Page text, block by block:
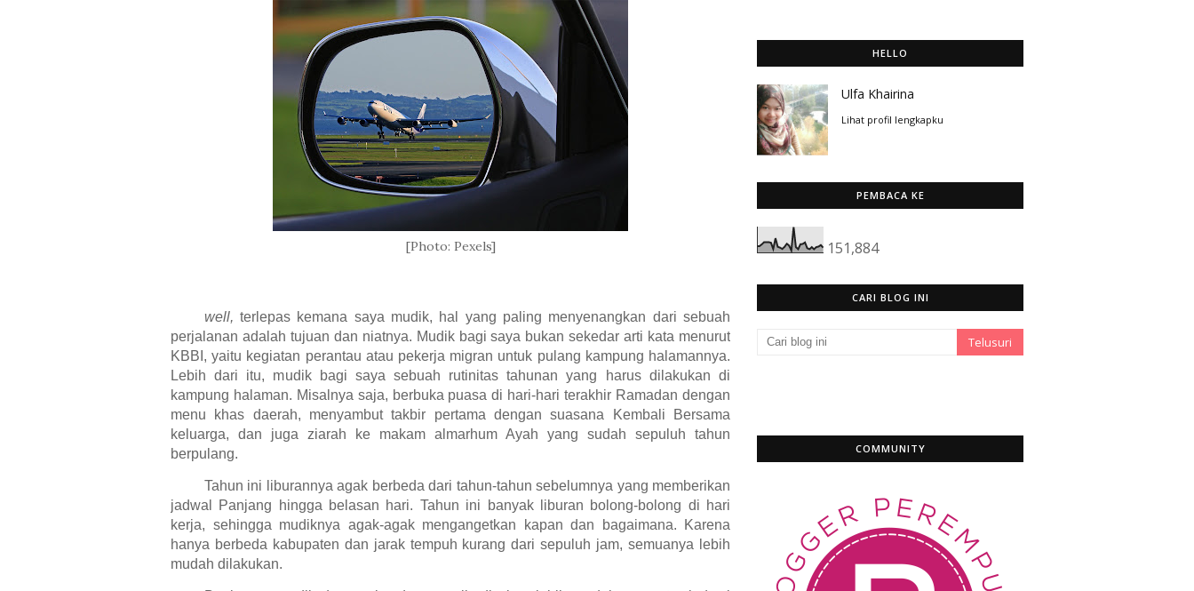
[Photo: Pexels]
well,terlepas kemana saya mudik, hal yang paling menyenangkan dari sebuah
perjalanan adalah tujuan dan niatnya. Mudik bagi saya bukan sekedar arti kata menurut
KBBI, yaitu kegiatan perantau atau pekerja migran untuk pulang kampung halamannya.
Lebih dari itu, mudik bagi saya sebuah rutinitas tahunan yang harus dilakukan di
kampung halaman. Misalnya saja, berbuka puasa di hari-hari terakhir Ramadan dengan
menu khas daerah, menyambut takbir pertama dengan suasana Kembali Bersama
keluarga, dan juga ziarah ke makam almarhum Ayah yang sudah sepuluh tahun
berpulang.
Tahun ini liburannya agak berbeda dari tahun-tahun sebelumnya yang memberikan
jadwal Panjang hingga belasan hari. Tahun ini banyak liburan bolong-bolong di hari
kerja, sehingga mudiknya agak-agak mengangetkan kapan dan bagaimana. Karena
hanya berbeda kabupaten dan jarak tempuh kurang dari sepuluh jam, semuanya lebih
mudah dilakukan.
HELLO
Ulfa Khairina
Lihat profil lengkapku
PEMBACA KE
151,884
CARI BLOG INI
COMMUNITY